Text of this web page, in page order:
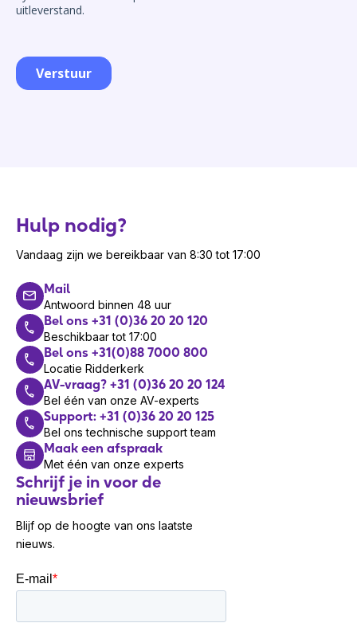
Hulp nodig?
Vandaag zijn we bereikbaar van 8:30 tot 17:00
Mail
Antwoord binnen 48 uur
Bel ons +31 (0)36 20 20 120
Beschikbaar tot 17:00
Bel ons +31(0)88 7000 800
Locatie Ridderkerk
AV-vraag? +31 (0)36 20 20 124
Bel één van onze AV-experts
Support: +31 (0)36 20 20 125
Bel ons technische support team
Maak een afspraak
Met één van onze experts
Schrijf je in voor de
nieuwsbrief
Blijf op de hoogte van ons laatste
nieuws.